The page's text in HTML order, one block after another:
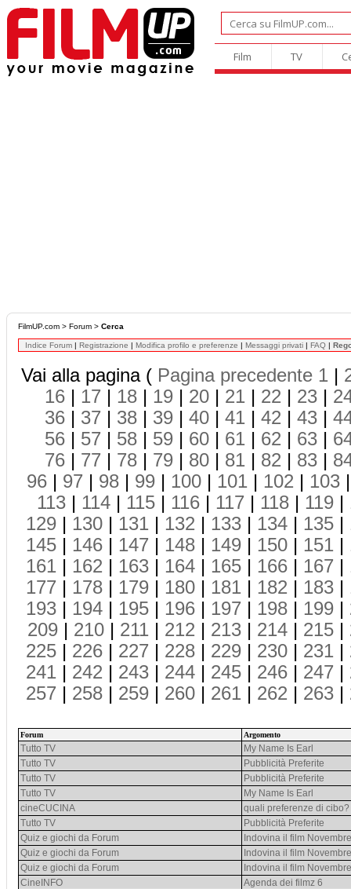
Film TV
FilmUP.com > Forum > Cerca
Indice Forum | Registrazione | Modifica profilo e preferenze | Messaggi privati | FAQ |
Vai alla pagina ( Pagina precedente 1 |
16 | 17 | 18 | 19 | 20 | 21 | 22 | 23 |
36 | 37 | 38 | 39 | 40 | 41 | 42 | 43 |
56 | 57 | 58 | 59 | 60 | 61 | 62 | 63 |
76 | 77 | 78 | 79 | 80 | 81 | 82 | 83 |
96 | 97 | 98 | 99 | 100 | 101 | 102 | 103
113 | 114 | 115 | 116 | 117 | 118 | 119 |
129 | 130 | 131 | 132 | 133 | 134 | 135 |
145 | 146 | 147 | 148 | 149 | 150 | 151 |
161 | 162 | 163 | 164 | 165 | 166 | 167 |
177 | 178 | 179 | 180 | 181 | 182 | 183 |
193 | 194 | 195 | 196 | 197 | 198 | 199 |
209 | 210 | 211 | 212 | 213 | 214 | 215 |
225 | 226 | 227 | 228 | 229 | 230 | 231 |
241 | 242 | 243 | 244 | 245 | 246 | 247 |
257 | 258 | 259 | 260 | 261 | 262 | 263 |
Forum Argomento
Tutto TV
My Name Is Earl
Tutto TV
Pubblicità Preferite
Tutto TV
Pubblicità Preferite
Tutto TV
My Name Is Earl
cineCUCINA
quali preferenze di cibo?
Tutto TV
Pubblicità Preferite
Quiz e giochi da Forum
Indovina il film
Quiz e giochi da Forum
Indovina il film
Quiz e giochi da Forum
Indovina il film
CineINFO
Agenda dei filmz 6